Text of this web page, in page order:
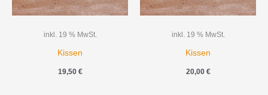
inkl. 19 % MwSt.
Kissen
19,50 €
inkl. 19 % MwSt.
Kissen
20,00 €